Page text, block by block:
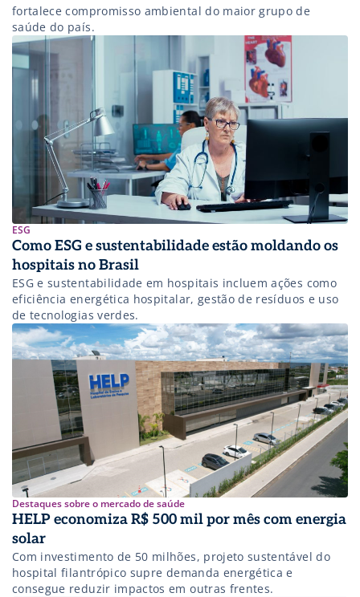
fortalece compromisso ambiental do maior grupo de
saúde do país.
ESG
Como ESG e sustentabilidade estão moldando os
hospitais no Brasil
ESG e sustentabilidade em hospitais incluem ações como
eficiência energética hospitalar, gestão de resíduos e uso
de tecnologias verdes.
Destaques sobre o mercado de saúde
HELP economiza R$ 500 mil por mês com energia
solar
Com investimento de 50 milhões, projeto sustentável do
hospital filantrópico supre demanda energética e
consegue reduzir impactos em outras frentes.